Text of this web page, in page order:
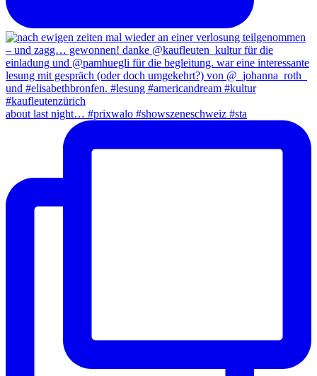
about last night… #prixwalo #showszeneschweiz #sta